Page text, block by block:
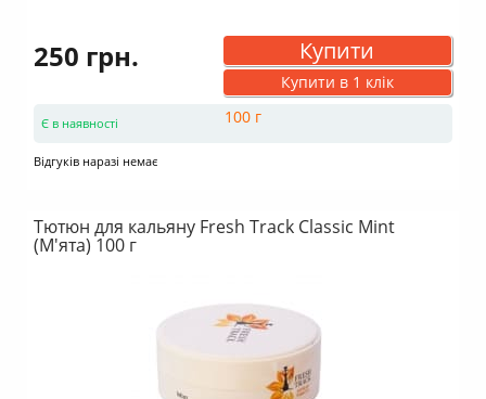
250 грн. Купити
Купити в 1 клік
Є в наявності
Відгуків наразі немає
Тютюн для кальяну Fresh Track Classic Mint
(М'ята) 100 г